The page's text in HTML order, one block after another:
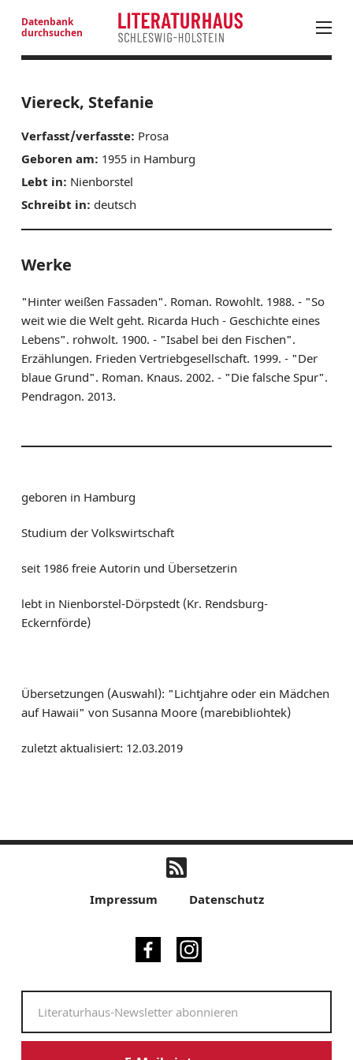
Viereck, Stefanie
Verfasst/verfasste: Prosa
Geboren am: 1955 in Hamburg
Lebt in: Nienborstel
Schreibt in: deutsch
Werke
"Hinter weißen Fassaden". Roman. Rowohlt. 1988. - "So
weit wie die Welt geht. Ricarda Huch - Geschichte eines
Lebens". rohwolt. 1900. - "Isabel bei den Fischen".
Erzählungen. Frieden Vertriebgesellschaft. 1999. - "Der
blaue Grund". Roman. Knaus. 2002. - "Die falsche Spur".
Pendragon. 2013.
geboren in Hamburg
Studium der Volkswirtschaft
seit 1986 freie Autorin und Übersetzerin
lebt in Nienborstel-Dörpstedt (Kr. Rendsburg-
Eckernförde)
Übersetzungen (Auswahl): "Lichtjahre oder ein Mädchen
auf Hawaii" von Susanna Moore (marebibliohtek)
zuletzt aktualisiert: 12.03.2019
Datenbank
durchsuchen
LITERATURANGEBOTE JUNGES PUBLIKUM
NEUE PROSA AUS SH
NEUERSCHEINUNGEN
LITERATURADRESSEN
AUSSCHREIBUNGEN
BESTELLSERVICE
KONTAKT & ANFAHRT
Impressum Datenschutz